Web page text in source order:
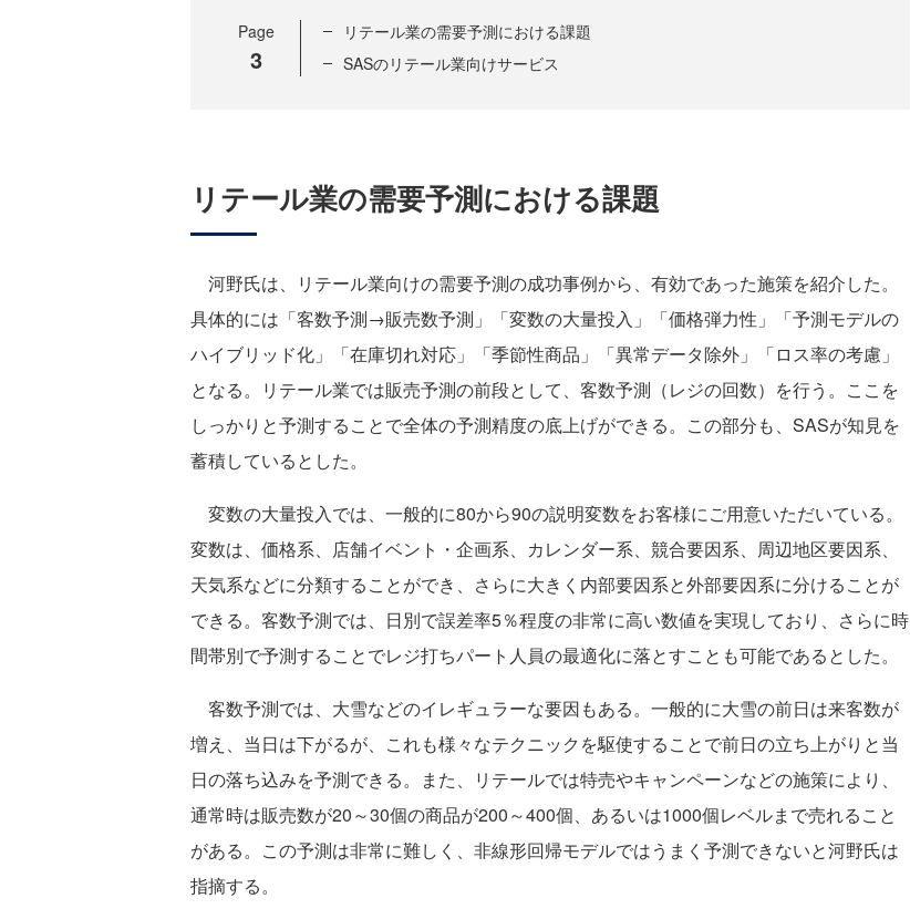
Page
3
リテール業の需要予測における課題
SASのリテール業向けサービス
リテール業の需要予測における課題
河野氏は、リテール業向けの需要予測の成功事例から、有効であった施策を紹介した。
具体的には「客数予測→販売数予測」「変数の大量投入」「価格弾力性」「予測モデルの
ハイブリッド化」「在庫切れ対応」「季節性商品」「異常データ除外」「ロス率の考慮」
となる。リテール業では販売予測の前段として、客数予測（レジの回数）を行う。ここを
しっかりと予測することで全体の予測精度の底上げができる。この部分も、SASが知見を
蓄積しているとした。
変数の大量投入では、一般的に80から90の説明変数をお客様にご用意いただいている。
変数は、価格系、店舗イベント・企画系、カレンダー系、競合要因系、周辺地区要因系、
天気系などに分類することができ、さらに大きく内部要因系と外部要因系に分けることが
できる。客数予測では、日別で誤差率5％程度の非常に高い数値を実現しており、さらに時
間帯別で予測することでレジ打ちパート人員の最適化に落とすことも可能であるとした。
客数予測では、大雪などのイレギュラーな要因もある。一般的に大雪の前日は来客数が
増え、当日は下がるが、これも様々なテクニックを駆使することで前日の立ち上がりと当
日の落ち込みを予測できる。また、リテールでは特売やキャンペーンなどの施策により、
通常時は販売数が20～30個の商品が200～400個、あるいは1000個レベルまで売れること
がある。この予測は非常に難しく、非線形回帰モデルではうまく予測できないと河野氏は
指摘する。